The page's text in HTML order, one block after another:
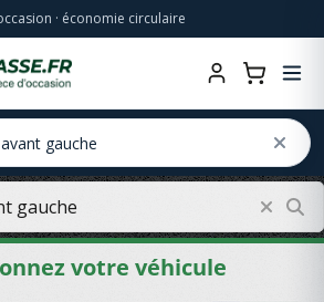
· économie circulaire
votre véhicule